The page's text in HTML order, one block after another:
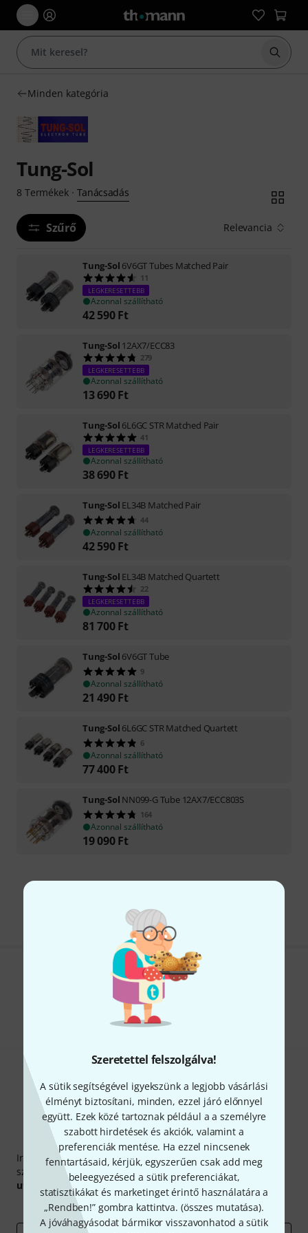
Szeretettel felszolgálva!
A sütik segítségével igyekszünk a legjobb vásárlási
élményt biztosítani, minden, ezzel járó előnnyel
együtt. Ezek közé tartoznak például a a személyre
szabott hirdetések és akciók, valamint a
preferenciák mentése. Ha ezzel nincsenek
fenntartásaid, kérjük, egyszerűen csak add meg
beleegyezésed a sütik preferenciákat,
statisztikákat és marketinget érintő használatára a
„Rendben!” gombra kattintva. (összes mutatása).
A jóváhagyásodat bármikor visszavonhatod a sütik
Minden kategória
Tung-Sol
8 Termékek· Tanácsadás
Szűrő Relevancia
Tung-Sol 6V6GT Tubes Matched Pair
11
LEGKERESETTEBB
Azonnal szállítható
42 590 Ft
Tung-Sol 12AX7/ECC83
279
LEGKERESETTEBB
Azonnal szállítható
13 690 Ft
Tung-Sol 6L6GC STR Matched Pair
41
LEGKERESETTEBB
Azonnal szállítható
38 690 Ft
Tung-Sol EL34B Matched Pair
44
Azonnal szállítható
42 590 Ft
Tung-Sol EL34B Matched Quartett
22
LEGKERESETTEBB
Azonnal szállítható
81 700 Ft
Tung-Sol 6V6GT Tube
9
Azonnal szállítható
21 490 Ft
Tung-Sol 6L6GC STR Matched Quartett
6
Azonnal szállítható
77 400 Ft
Tung-Sol NN099-G Tube 12AX7/ECC803S
164
Azonnal szállítható
19 090 Ft
Díjmentes szállítás 79 000 Ft fölött
Tetszik, amit látsz?
Thomann hírlevél
Iratkozz fel a Thomann angol nyelvű hírlevelére, és kis
szerencsével megnyerheted a50 egyenként50 € értékű
utalvány egyikét.
Inspiráló gondolatok
Akciók Thomann